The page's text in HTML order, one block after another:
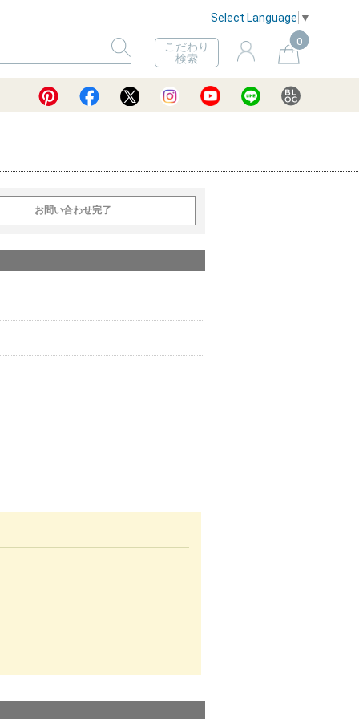
Select Language ▼
こだわり
検索
0
お問い合わせ完了